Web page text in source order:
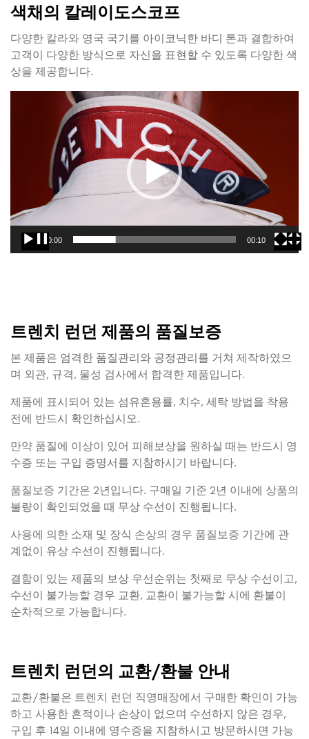
색채의 칼레이도스코프
다양한 칼라와 영국 국기를 아이코닉한 바디 톤과 결합하여
고객이 다양한 방식으로 자신을 표현할 수 있도록 다양한 색
상을 제공합니다.
00:00 00:10
트렌치 런던 제품의 품질보증
본 제품은 엄격한 품질관리와 공정관리를 거쳐 제작하였으
며 외관, 규격, 물성 검사에서 합격한 제품입니다.
제품에 표시되어 있는 섬유혼용률, 치수, 세탁 방법을 착용
전에 반드시 확인하십시오.
만약 품질에 이상이 있어 피해보상을 원하실 때는 반드시 영
수증 또는 구입 증명서를 지참하시기 바랍니다.
품질보증 기간은 2년입니다. 구매일 기준 2년 이내에 상품의
불량이 확인되었을 때 무상 수선이 진행됩니다.
사용에 의한 소재 및 장식 손상의 경우 품질보증 기간에 관
계없이 유상 수선이 진행됩니다.
결함이 있는 제품의 보상 우선순위는 첫째로 무상 수선이고,
수선이 불가능할 경우 교환, 교환이 불가능할 시에 환불이
순차적으로 가능합니다.
트렌치 런던의 교환/환불 안내
교환/환불은 트렌치 런던 직영매장에서 구매한 확인이 가능
하고 사용한 흔적이나 손상이 없으며 수선하지 않은 경우,
구입 후 14일 이내에 영수증을 지참하시고 방문하시면 가능